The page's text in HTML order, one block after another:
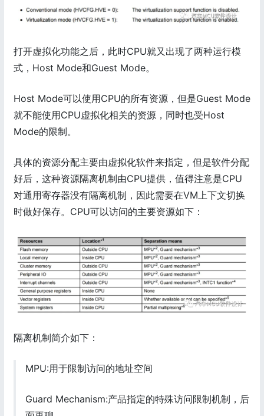
打开虚拟化功能之后，此时CPU就又出现了两种运行模
式，Host Mode和Guest Mode。
Host Mode可以使用CPU的所有资源，但是Guest Mode
就不能使用CPU虚拟化相关的资源，同时也受Host
Mode的限制。
具体的资源分配主要由虚拟化软件来指定，但是软件分配
好后，这种资源隔离机制由CPU提供，值得注意是CPU
对通用寄存器没有隔离机制，因此需要在VM上下文切换
时做好保存。CPU可以访问的主要资源如下：
隔离机制简介如下：
MPU:用于限制访问的地址空间
Guard Mechanism:产品指定的特殊访问限制机制，后